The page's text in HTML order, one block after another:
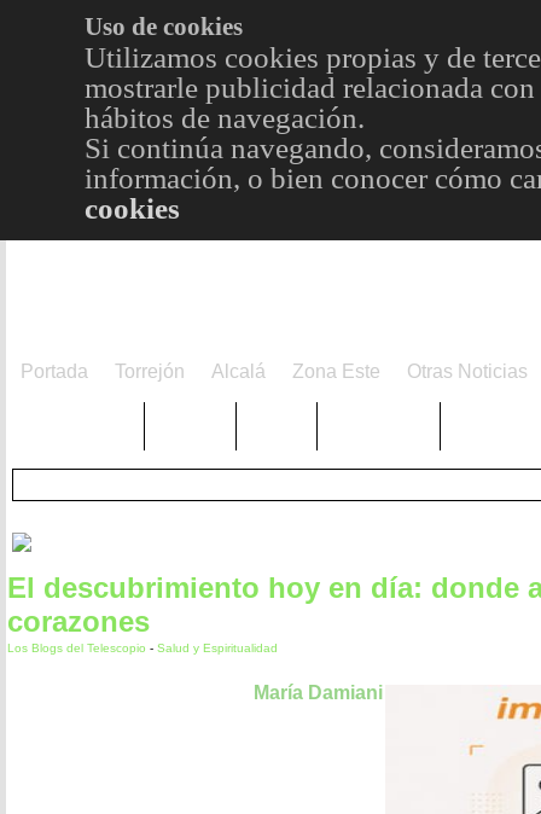
Uso de cookies
Utilizamos cookies propias y de
mostrarle publicidad relacionada
hábitos de navegación.
Si continúa navegando,
información, o bien conocer cómo
cookies
Portada Torrejón Alcalá Zona Este Otras Noticias
El descubrimiento hoy en día: donde
corazones
Los Blogs del Telescopio - Salud y Espiritualidad
María Damiani